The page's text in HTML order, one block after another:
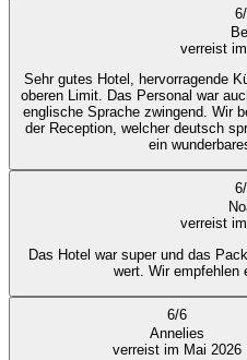
6/
verreist
Sehr gutes Hotel, hervorragende
oberen Limit. Das Personal war
englische Sprache zwingend. Wir
der Reception, welcher deutsch
ein
6/
verreist
Das Hotel war super und das
wert. Wir empfehlen
6/6
Annelies
verreist im Mai 2026